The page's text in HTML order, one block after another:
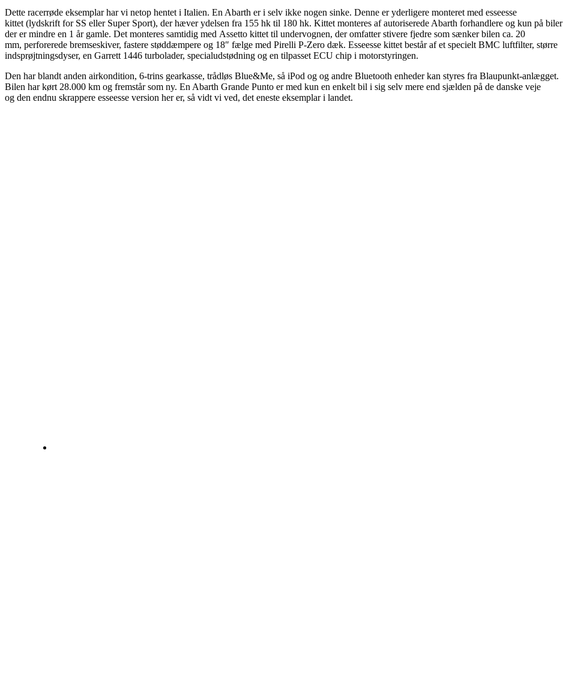
Dette racerrøde eksemplar har vi netop hentet i Italien. En Abarth er i selv ikke nogen sinke. Denne er yderligere monteret med esseesse
kittet (lydskrift for SS eller Super Sport), der hæver ydelsen fra 155 hk til 180 hk. Kittet monteres af autoriserede Abarth forhandlere og kun på biler
der er mindre en 1 år gamle. Det monteres samtidig med Assetto kittet til undervognen, der omfatter stivere fjedre som sænker bilen ca. 20
mm, perforerede bremseskiver, fastere støddæmpere og 18″ fælge med Pirelli P-Zero dæk. Esseesse kittet består af et specielt BMC luftfilter, større
indsprøjtningsdyser, en Garrett 1446 turbolader, specialudstødning og en tilpasset ECU chip i motorstyringen.
Den har blandt anden airkondition, 6-trins gearkasse, trådløs Blue&Me, så iPod og og andre Bluetooth enheder kan styres fra Blaupunkt-anlægget.
Bilen har kørt 28.000 km og fremstår som ny. En Abarth Grande Punto er med kun en enkelt bil i sig selv mere end sjælden på de danske veje
og den endnu skrappere esseesse version her er, så vidt vi ved, det eneste eksemplar i landet.